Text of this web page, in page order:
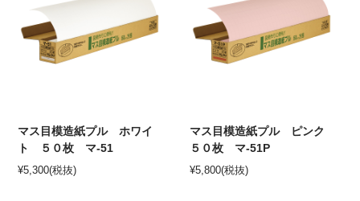
マス目模造紙プル ホワイ
ト ５０枚 マ-51
¥5,300(税抜)
マス目模造紙プル ピンク
５０枚 マ-51P
¥5,800(税抜)